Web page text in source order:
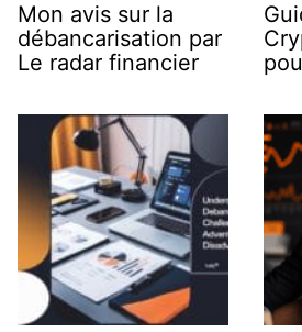
Mon avis sur la
débancarisation par
Le radar financier